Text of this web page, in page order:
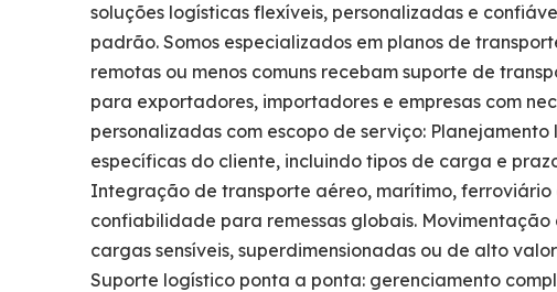
soluções logísticas flexíveis, personalizadas e
padrão. Somos especializados em planos de
remotas ou menos comuns recebam suporte de
para exportadores, importadores e empresas com
personalizadas com escopo de serviço:
específicas do cliente, incluindo tipos de carga e
Integração de transporte aéreo, marítimo,
confiabilidade para remessas globais.
cargas sensíveis, superdimensionadas ou de alto
Suporte logístico ponta a ponta: gerenciamento